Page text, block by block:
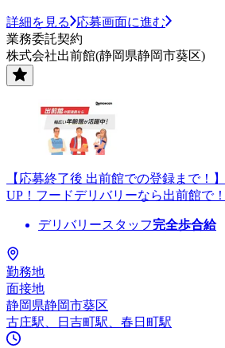
詳細を見る
応募画面に進む
業務委託契約
株式会社出前館(静岡県静岡市葵区)
【応募終了後 出前館での登録まで！
UP！フードデリバリーなら出前館で！
デリバリースタッフ完全歩合給
勤務地
面接地
静岡県静岡市葵区
古庄駅、日吉町駅、春日町駅